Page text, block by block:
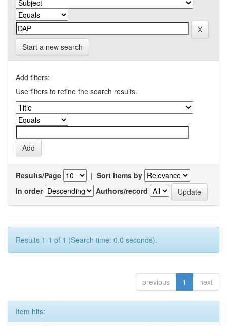
Start a new search
Add filters:
Use filters to refine the search results.
Results/Page | Sort items by
In order
Authors/record
Results 1-1 of 1 (Search time: 0.0 seconds).
previous 1 next
Item hits: